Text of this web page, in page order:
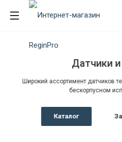
в корпусном и